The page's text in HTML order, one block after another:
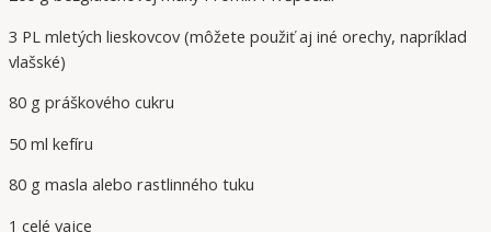
3 PL mletých lieskovcov (môžete použiť aj iné orechy, napríklad
vlašské)
80 g práškového cukru
50 ml kefíru
80 g masla alebo rastlinného tuku
1 celé vajce